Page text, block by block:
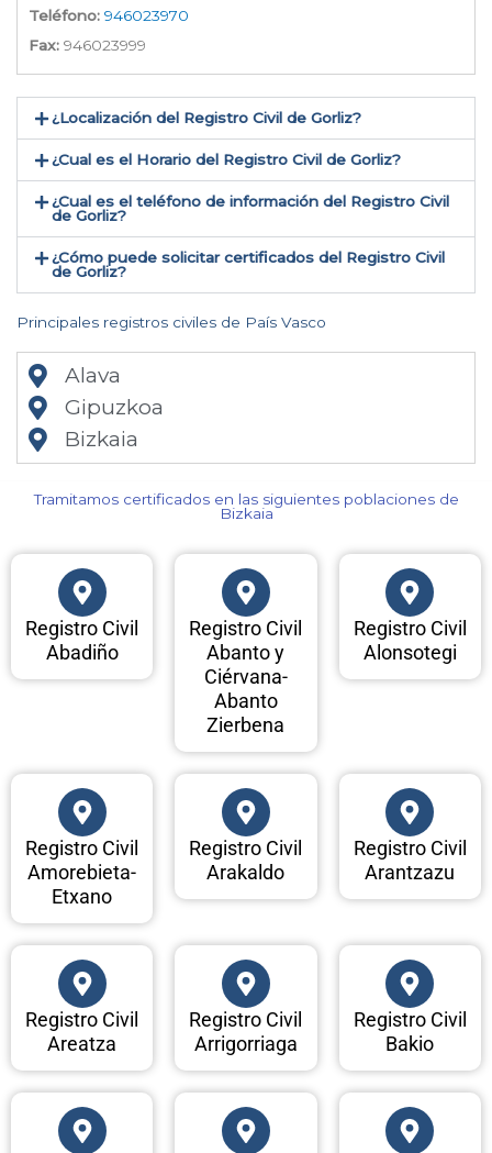
Teléfono: 946023970
Fax: 946023999
¿Localización del Registro Civil de Gorliz​?
¿Cual es el Horario del Registro Civil de Gorliz?
¿Cual es el teléfono de información del Registro Civil
de Gorliz​?
¿Cómo puede solicitar certificados del Registro Civil
de Gorliz​?
Principales registros civiles de País Vasco
Alava
Gipuzkoa
Bizkaia
Tramitamos certificados en las siguientes poblaciones de
Bizkaia​
Registro Civil
Abadiño
Registro Civil
Abanto y
Ciérvana-
Abanto
Zierbena
Registro Civil
Alonsotegi
Registro Civil
Amorebieta-
Etxano
Registro Civil
Arakaldo
Registro Civil
Arantzazu
Registro Civil
Areatza
Registro Civil
Arrigorriaga
Registro Civil
Bakio